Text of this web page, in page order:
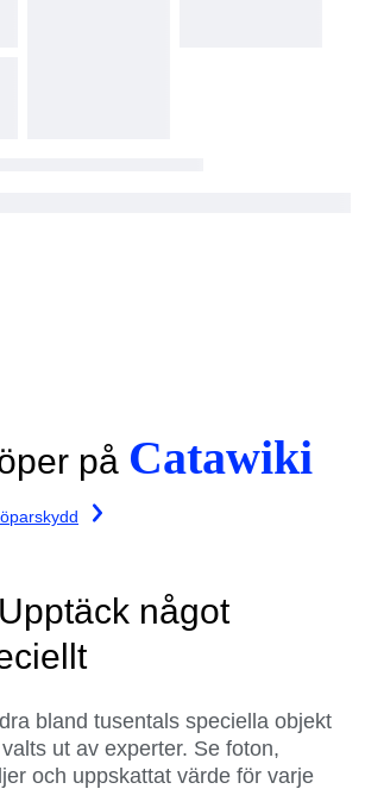
på Catawiki
Upptäck något
bland tusentals speciella objekt
ut av experter. Se foton,
och uppskattat värde för varje